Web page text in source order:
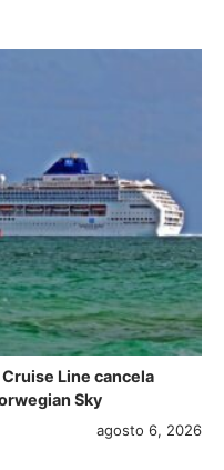
Line cancela
Sky
agosto 6, 2026